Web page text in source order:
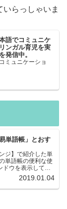
らっしゃいま
語でコミュニケ
ンガル育児を実
発信中。
ミュニケーショ
単語帳」とおす
ジ】で紹介した単
単語帳の便利な使
ウを表示して、
ます。イタリア語
どちらでも検索
2019.01.04